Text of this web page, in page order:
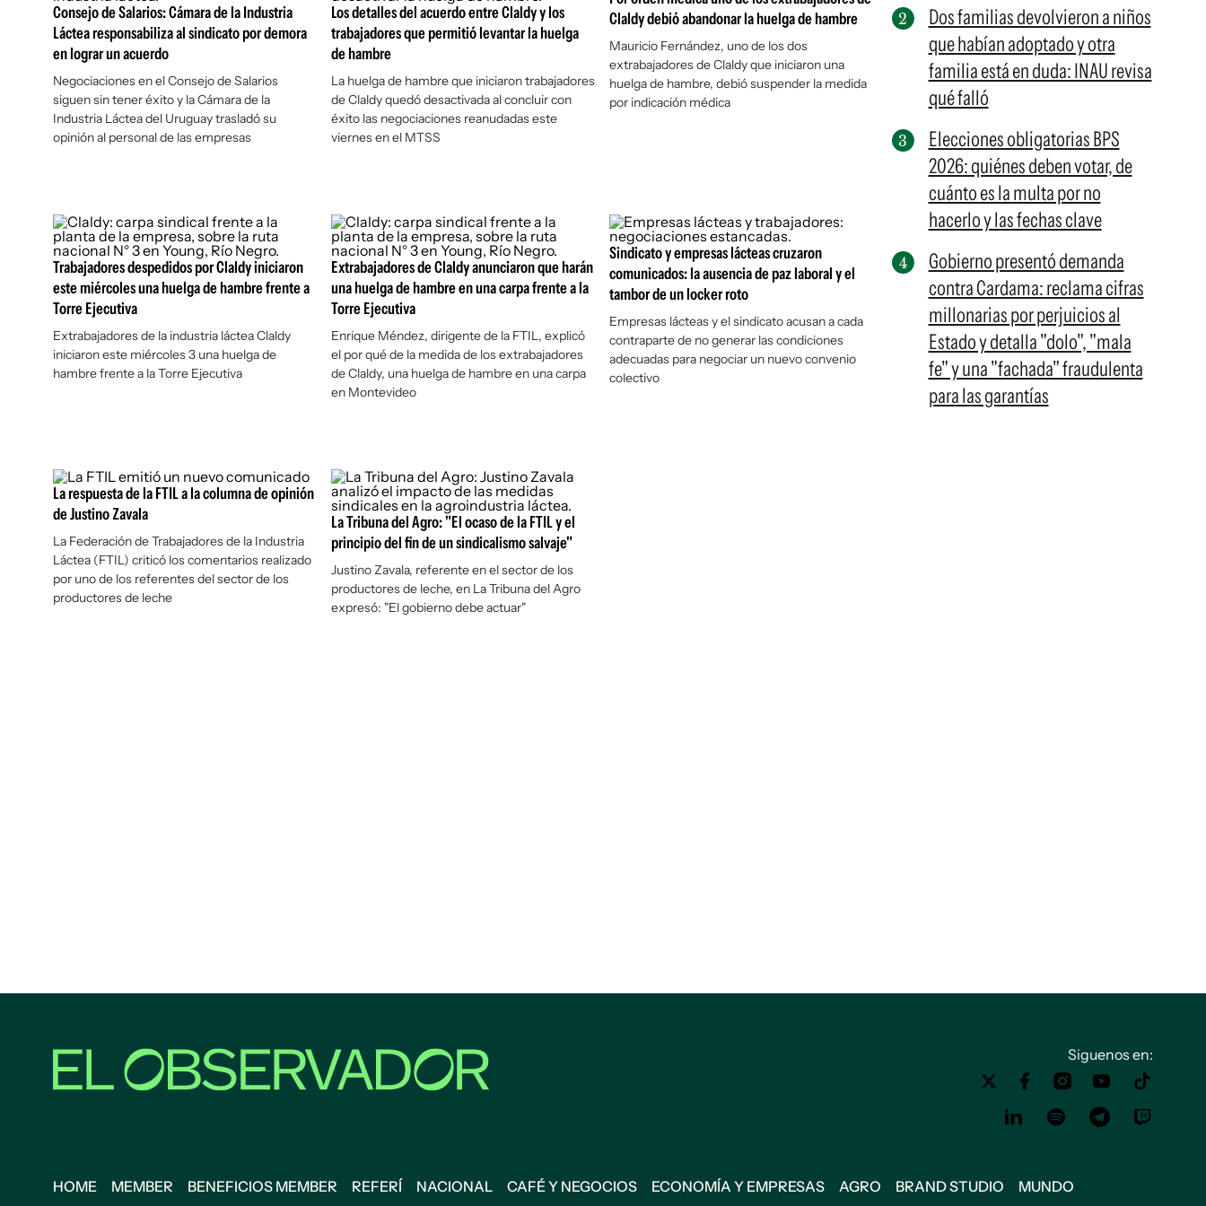
Consejo de Salarios: Cámara de la Industria
Láctea responsabiliza al sindicato por demora
en lograr un acuerdo
Negociaciones en el Consejo de Salarios
siguen sin tener éxito y la Cámara de la
Industria Láctea del Uruguay trasladó su
opinión al personal de las empresas
Los detalles del acuerdo entre Claldy y los
trabajadores que permitió levantar la huelga
de hambre
La huelga de hambre que iniciaron trabajadores
de Claldy quedó desactivada al concluir con
éxito las negociaciones reanudadas este
viernes en el MTSS
Claldy debió abandonar la huelga de hambre
Mauricio Fernández, uno de los dos
extrabajadores de Claldy que iniciaron una
huelga de hambre, debió suspender la medida
por indicación médica
Trabajadores despedidos por Claldy iniciaron
este miércoles una huelga de hambre frente a
Torre Ejecutiva
Extrabajadores de la industria láctea Claldy
iniciaron este miércoles 3 una huelga de
hambre frente a la Torre Ejecutiva
Extrabajadores de Claldy anunciaron que harán
una huelga de hambre en una carpa frente a la
Torre Ejecutiva
Enrique Méndez, dirigente de la FTIL, explicó
el por qué de la medida de los extrabajadores
de Claldy, una huelga de hambre en una carpa
en Montevideo
Sindicato y empresas lácteas cruzaron
comunicados: la ausencia de paz laboral y el
tambor de un locker roto
Empresas lácteas y el sindicato acusan a cada
contraparte de no generar las condiciones
adecuadas para negociar un nuevo convenio
colectivo
La respuesta de la FTIL a la columna de opinión
de Justino Zavala
La Federación de Trabajadores de la Industria
Láctea (FTIL) criticó los comentarios realizado
por uno de los referentes del sector de los
productores de leche
La Tribuna del Agro: "El ocaso de la FTIL y el
principio del fin de un sindicalismo salvaje"
Justino Zavala, referente en el sector de los
productores de leche, en La Tribuna del Agro
expresó: "El gobierno debe actuar"
Dos familias devolvieron a niños
que habían adoptado y otra
familia está en duda: INAU revisa
qué falló
Elecciones obligatorias BPS
2026: quiénes deben votar, de
cuánto es la multa por no
hacerlo y las fechas clave
Gobierno presentó demanda
contra Cardama: reclama cifras
millonarias por perjuicios al
Estado y detalla "dolo", "mala
fe" y una "fachada" fraudulenta
para las garantías
Siguenos en:
HOME MEMBER BENEFICIOS MEMBER REFERÍ NACIONAL CAFÉ Y NEGOCIOS ECONOMÍA Y EMPRESAS AGRO BRAND STUDIO MUNDO